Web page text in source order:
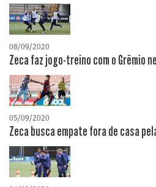
08/09/2020
Zeca faz jogo-treino com o Grêmio
05/09/2020
Zeca busca empate fora de casa